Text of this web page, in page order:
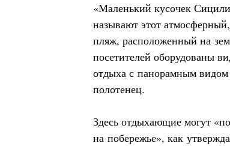
«Маленький кусочек
называют этот
пляж, расположенный на
посетителей оборудованы
отдыха с панорамным
полотенец.
Здесь отдыхающие могут
на побережье», как